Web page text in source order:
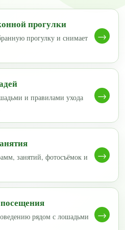
прогулки
прогулку и снимает
→
и правилами ухода
→
занятий, фотосъёмок и
→
рядом с лошадьми
→